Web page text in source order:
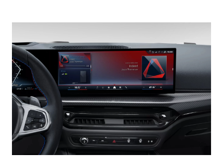
автоматично продовжить рух.